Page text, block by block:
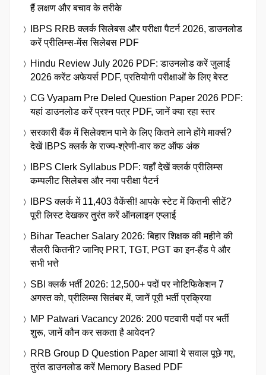
हैं लक्षण और बचाव के तरीके
IBPS RRB क्लर्क सिलेबस और परीक्षा पैटर्न 2026, डाउनलोड
करें प्रीलिम्स-मेंस सिलेबस PDF
Hindu Review July 2026 PDF: डाउनलोड करें जुलाई
2026 करेंट अफेयर्स PDF, प्रतियोगी परीक्षाओं के लिए बेस्ट
CG Vyapam Pre Deled Question Paper 2026 PDF:
यहां डाउनलोड करें प्रश्न पत्र PDF, जानें क्या रहा स्तर
सरकारी बैंक में सिलेक्शन पाने के लिए कितने लाने होंगे मार्क्स?
देखें IBPS क्लर्क के राज्य-श्रेणी-वार कट ऑफ अंक
IBPS Clerk Syllabus PDF: यहाँ देखें क्लर्क प्रीलिम्स
कम्पलीट सिलेबस और नया परीक्षा पैटर्न
IBPS क्लर्क में 11,403 वैकेंसी! आपके स्टेट में कितनी सीटें?
पूरी लिस्ट देखकर तुरंत करें ऑनलाइन एप्लाई
Bihar Teacher Salary 2026: बिहार शिक्षक की महीने की
सैलरी कितनी? जानिए PRT, TGT, PGT का इन-हैंड पे और
सभी भत्ते
SBI क्लर्क भर्ती 2026: 12,500+ पदों पर नोटिफिकेशन 7
अगस्त को, प्रीलिम्स सितंबर में, जानें पूरी भर्ती प्रक्रिया
MP Patwari Vacancy 2026: 200 पटवारी पदों पर भर्ती
शुरू, जानें कौन कर सकता है आवेदन?
RRB Group D Question Paper आया! ये सवाल पूछे गए,
तुरंत डाउनलोड करें Memory Based PDF